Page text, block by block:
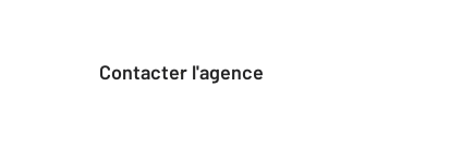
Contacter l'agence